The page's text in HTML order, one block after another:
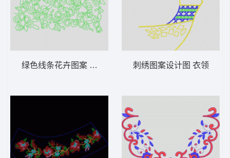
绿色线条花卉图案 镂空花 刺绣图案设计图 衣领